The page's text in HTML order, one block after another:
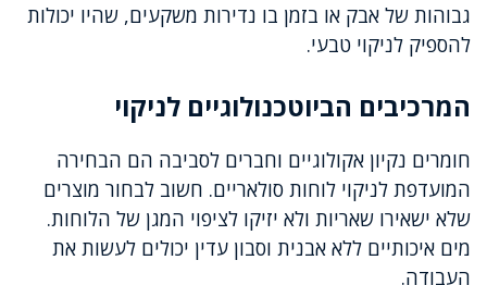
גבוהות של אבק או בזמן בו נדירות משקעים, שהיו יכולות
להספיק לניקוי טבעי.
המרכיבים הביוטכנולוגיים לניקוי
חומרים נקיון אקולוגיים וחברים לסביבה הם הבחירה
המועדפת לניקוי לוחות סולאריים. חשוב לבחור מוצרים
שלא ישאירו שאריות ולא יזיקו לציפוי המגן של הלוחות.
מים איכותיים ללא אבנית וסבון עדין יכולים לעשות את
העבודה.